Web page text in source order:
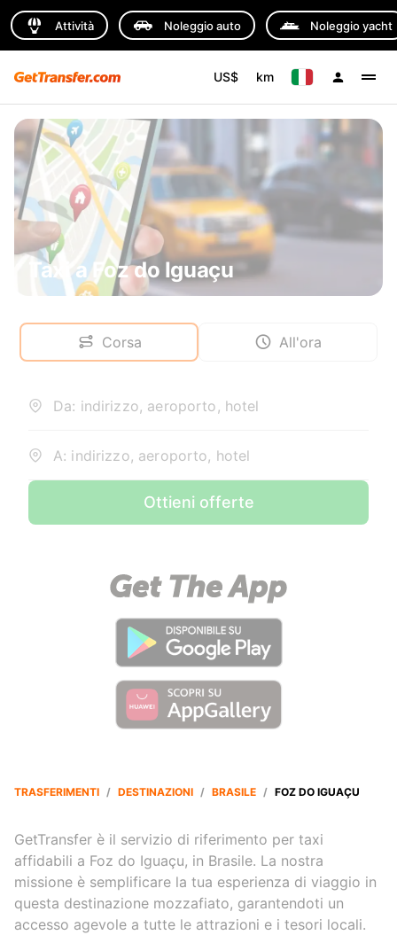
Attività Noleggio auto Noleggio yacht
US$ km
Taxi a Foz do Iguaçu
Corsa All'ora
Da: indirizzo, aeroporto, hotel
A: indirizzo, aeroporto, hotel
Ottieni offerte
TRASFERIMENTI / DESTINAZIONI / BRASILE / FOZ DO IGUAÇU
GetTransfer è il servizio di riferimento per taxi
affidabili a Foz do Iguaçu, in Brasile. La nostra
missione è semplificare la tua esperienza di viaggio in
questa destinazione mozzafiato, garantendoti un
accesso agevole a tutte le attrazioni e i tesori locali.